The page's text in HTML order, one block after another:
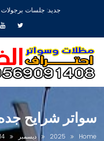
جديد: جلسات برجولات
سواتر شرايح
Home
2025 ديسمبر 14